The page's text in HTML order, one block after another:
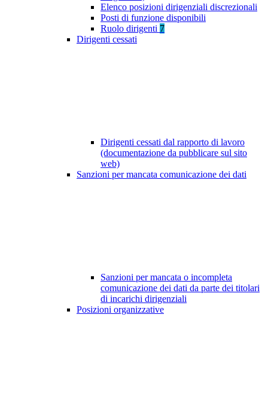
Elenco posizioni dirigenziali discrezionali
Posti di funzione disponibili
Ruolo dirigenti 7
Dirigenti cessati
Dirigenti cessati dal rapporto di lavoro
(documentazione da pubblicare sul sito
web)
Sanzioni per mancata comunicazione dei dati
Sanzioni per mancata o incompleta
comunicazione dei dati da parte dei titolari
di incarichi dirigenziali
Posizioni organizzative